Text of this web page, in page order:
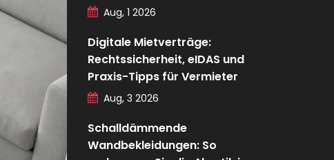
Aug, 1 2026
Digitale Mietverträge:
Rechtssicherheit, eIDAS und
Praxis-Tipps für Vermieter
Aug, 3 2026
Schalldämmende
Wandbekleidungen: So